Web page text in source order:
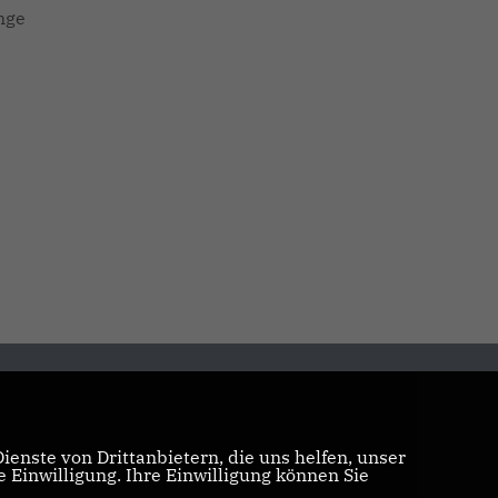
von Drittanbietern, die uns helfen, unser
Einwilligung. Ihre Einwilligung können Sie